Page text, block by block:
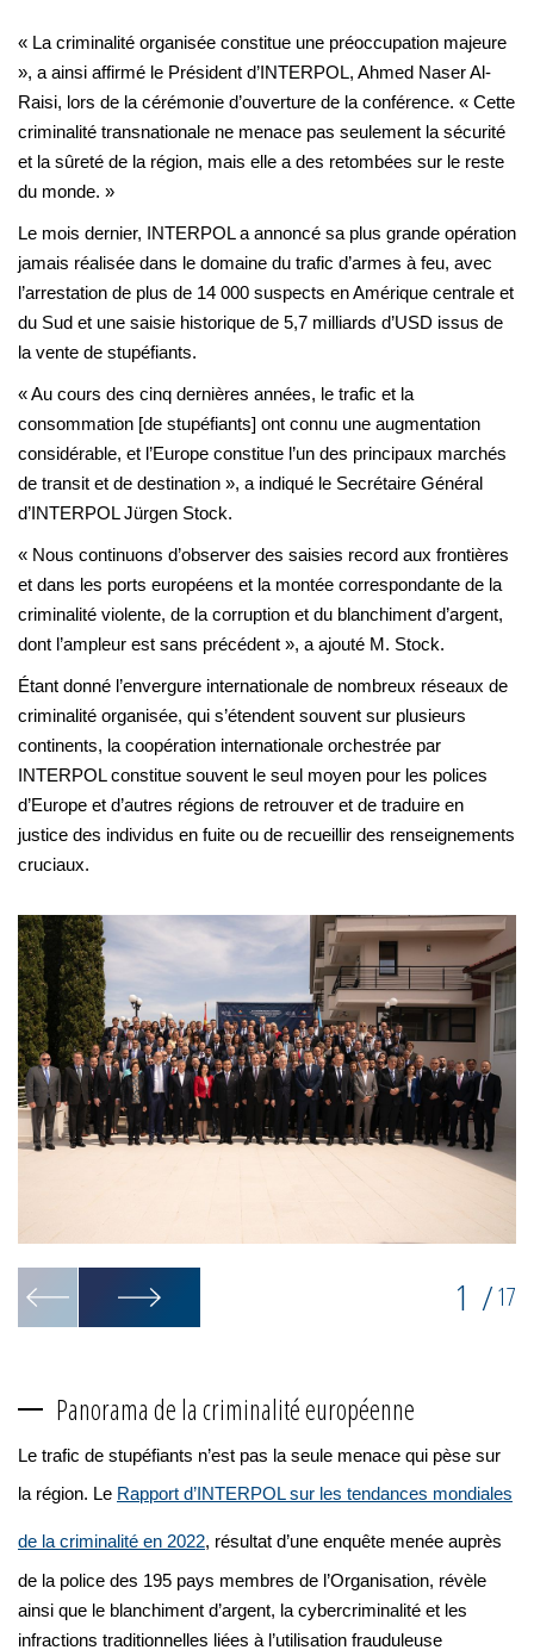
« La criminalité organisée constitue une préoccupation majeure
», a ainsi affirmé le Président d’INTERPOL, Ahmed Naser Al-
Raisi, lors de la cérémonie d’ouverture de la conférence. « Cette
criminalité transnationale ne menace pas seulement la sécurité
et la sûreté de la région, mais elle a des retombées sur le reste
du monde. »
Le mois dernier, INTERPOL a annoncé sa plus grande opération
jamais réalisée dans le domaine du trafic d’armes à feu, avec
l’arrestation de plus de 14 000 suspects en Amérique centrale et
du Sud et une saisie historique de 5,7 milliards d’USD issus de
la vente de stupéfiants.
« Au cours des cinq dernières années, le trafic et la
consommation [de stupéfiants] ont connu une augmentation
considérable, et l’Europe constitue l’un des principaux marchés
de transit et de destination », a indiqué le Secrétaire Général
d’INTERPOL Jürgen Stock.
« Nous continuons d’observer des saisies record aux frontières
et dans les ports européens et la montée correspondante de la
criminalité violente, de la corruption et du blanchiment d’argent,
dont l’ampleur est sans précédent », a ajouté M. Stock.
Étant donné l’envergure internationale de nombreux réseaux de
criminalité organisée, qui s’étendent souvent sur plusieurs
continents, la coopération internationale orchestrée par
INTERPOL constitue souvent le seul moyen pour les polices
d’Europe et d’autres régions de retrouver et de traduire en
justice des individus en fuite ou de recueillir des renseignements
cruciaux.
1 /17
Panorama de la criminalité européenne
Le trafic de stupéfiants n’est pas la seule menace qui pèse sur
la région. Le Rapport d’INTERPOL sur les tendances mondiales
de la criminalité en 2022, résultat d’une enquête menée auprès
de la police des 195 pays membres de l’Organisation, révèle
ainsi que le blanchiment d’argent, la cybercriminalité et les
infractions traditionnelles liées à l’utilisation frauduleuse